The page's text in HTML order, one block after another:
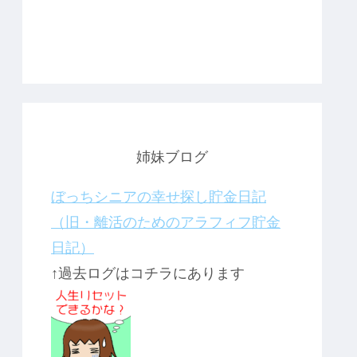
姉妹ブログ
ぼっちシニアの幸せ探し貯金日記
（旧・離活のためのアラフィフ貯金
日記）
↑過去ログはコチラにあります